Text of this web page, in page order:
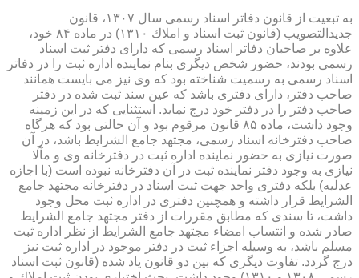
به تبعیت از قانون دفاتر اسناد رسمی سال ۱۳۰۷، قانون
جدیدالتصویب (قانون ثبت اسناد و املاك ۱۳۱۰) در ماده ۸۴ خود،
علاوه بر صاحبان دفاتر اسناد رسمی كه دارای دفتر ثبت اسناد
رسمی بودند، حضور شخص دیگری بنام نماینده اداره ثبت را در دفاتر
اسناد رسمی به رسمیت شناخته بود كه وی نیز می بایست همانند
صاحب دفتر، دارای دفتری باشد كه عین سند ثبت شده در دفتر
صاحب دفتر را در دفتر خود درج نماید. استثنایی كه در این زمینه
وجود داشت، ماده ۸۵ قانون مرقوم بود و آن حالتی بود كه هرگاه
صاحب دفترخانه اسناد رسمی، مجتهد جامع الشرایط باشد، در آن
صورت نیازی به حضور نماینده اداره ثبت در دفترخانه وی و مآلا
نیازی به وجود دفتر نماینده ثبت در آن دفترخانه نبوده است (با اجازه
عدلیه) بلكه دفتری واحد جهت ثبت اسناد در دفترخانه مجتهد جامع
الشرایط قرار داشته و همچنین دفتری در اداره ثبت محل وجود
داشت، تا سندی كه مطابق مقررات از دفتر مجتهد جامع الشرایط
صادر شده و انتساب امضاء مجتهد جامع الشرایط از نظر اداره ثبت
مسلم باشد، به وسیله اجزاء ثبت در دفتر موجود در اداره ثبت نیز
درج گردد. تفاوت دیگری كه بین دو قانون یاد شده (قانون ثبت اسناد